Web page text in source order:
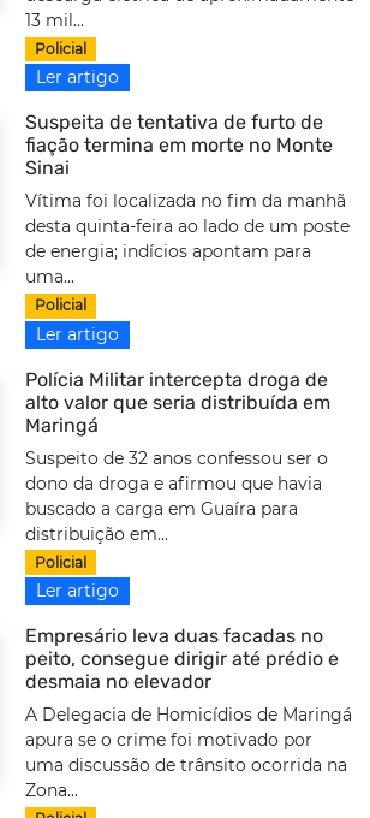
13 mil...
Policial
Ler artigo
Suspeita de tentativa de furto de
fiação termina em morte no Monte
Sinai
Vítima foi localizada no fim da manhã
desta quinta-feira ao lado de um poste
de energia; indícios apontam para
uma...
Policial
Ler artigo
Polícia Militar intercepta droga de
alto valor que seria distribuída em
Maringá
Suspeito de 32 anos confessou ser o
dono da droga e afirmou que havia
buscado a carga em Guaíra para
distribuição em...
Policial
Ler artigo
Empresário leva duas facadas no
peito, consegue dirigir até prédio e
desmaia no elevador
A Delegacia de Homicídios de Maringá
apura se o crime foi motivado por
uma discussão de trânsito ocorrida na
Zona...